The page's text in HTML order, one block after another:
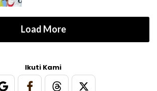
Load More
Ikuti Kami